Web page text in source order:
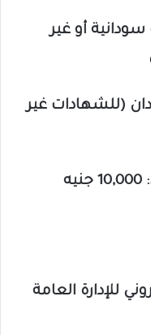
أو غير
(للشهادات غير
– رسوم استمارة أبناء العاملين: 10,000 جنيه
للإدارة العامة